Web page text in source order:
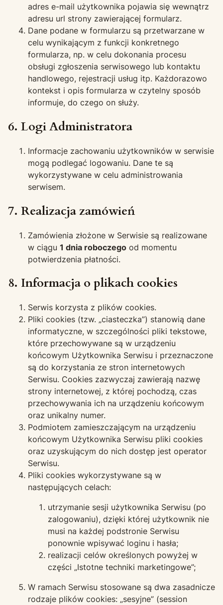
adres e-mail użytkownika pojawia się wewnątrz
adresu url strony zawierającej formularz.
Dane podane w formularzu są przetwarzane w
celu wynikającym z funkcji konkretnego
formularza, np. w celu dokonania procesu
obsługi zgłoszenia serwisowego lub kontaktu
handlowego, rejestracji usług itp. Każdorazowo
kontekst i opis formularza w czytelny sposób
informuje, do czego on służy.
6. Logi Administratora
Informacje zachowaniu użytkowników w serwisie
mogą podlegać logowaniu. Dane te są
wykorzystywane w celu administrowania
serwisem.
7. Realizacja zamówień
Zamówienia złożone w Serwisie są realizowane
w ciągu 1 dnia roboczego od momentu
potwierdzenia płatności.
8. Informacja o plikach cookies
Serwis korzysta z plików cookies.
Pliki cookies (tzw. „ciasteczka”) stanowią dane
informatyczne, w szczególności pliki tekstowe,
które przechowywane są w urządzeniu
końcowym Użytkownika Serwisu i przeznaczone
są do korzystania ze stron internetowych
Serwisu. Cookies zazwyczaj zawierają nazwę
strony internetowej, z której pochodzą, czas
przechowywania ich na urządzeniu końcowym
oraz unikalny numer.
Podmiotem zamieszczającym na urządzeniu
końcowym Użytkownika Serwisu pliki cookies
oraz uzyskującym do nich dostęp jest operator
Serwisu.
Pliki cookies wykorzystywane są w
następujących celach:
utrzymanie sesji użytkownika Serwisu (po
zalogowaniu), dzięki której użytkownik nie
musi na każdej podstronie Serwisu
ponownie wpisywać loginu i hasła;
realizacji celów określonych powyżej w
części „Istotne techniki marketingowe”;
W ramach Serwisu stosowane są dwa zasadnicze
rodzaje plików cookies: „sesyjne” (session